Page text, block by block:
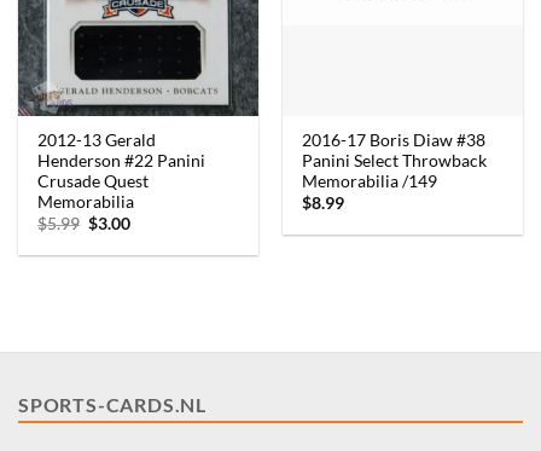
2012-13 Gerald
Henderson #22 Panini
Crusade Quest
Memorabilia
$5.99 Oorspronkelijke
was:
$3.00Huidige
is:
2016-17 Boris Diaw #38
Panini Select Throwback
Memorabilia /149
$8.99
SPORTS-CARDS.NL